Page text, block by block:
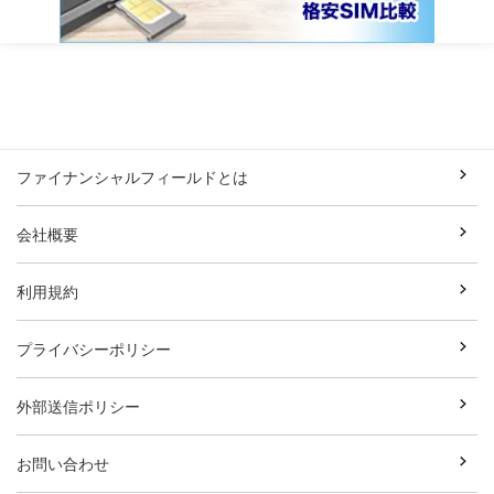
ファイナンシャルフィールドとは
会社概要
利用規約
プライバシーポリシー
外部送信ポリシー
お問い合わせ